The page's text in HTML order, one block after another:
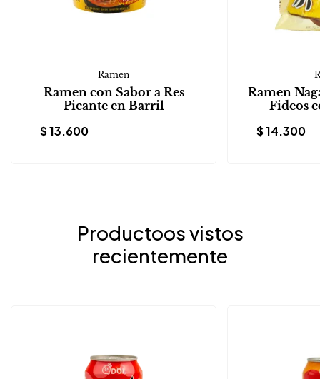
Ramen
Ramen con Sabor a Res
Picante en Barril
$13.600
Ramen
Fideos
$14.300
Productoos vistos
recientemente